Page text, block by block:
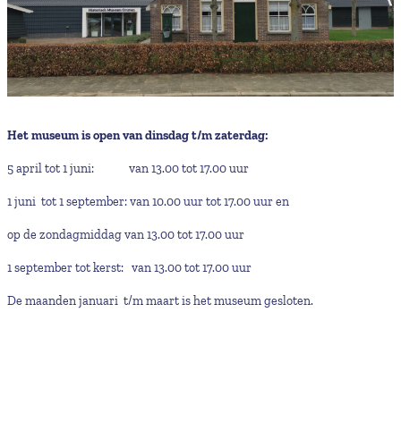
Het museum is open van dinsdag t/m zaterdag:
5 april tot 1 juni: van 13.00 tot 17.00 uur
1 juni tot 1 september: van 10.00 uur tot 17.00 uur en
op de zondagmiddag van 13.00 tot 17.00 uur
1 september tot kerst: van 13.00 tot 17.00 uur
De maanden januari t/m maart is het museum gesloten.